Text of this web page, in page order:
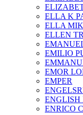
ELLA K
ELLA
ELLEN
EMILIO
EMOR
EMPER
ENRICO